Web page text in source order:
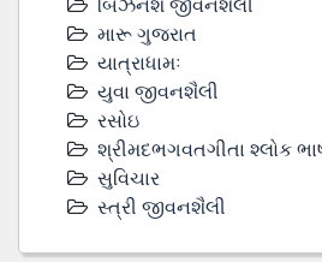
બિઝનેશ જીવનશૈલી
મારૂ ગુજરાત
યાત્રાધામઃ
યુવા જીવનશૈલી
રસોઇ
શ્રીમદભગવતગીતા શ્લોક
સુવિચાર
સ્ત્રી જીવનશૈલી